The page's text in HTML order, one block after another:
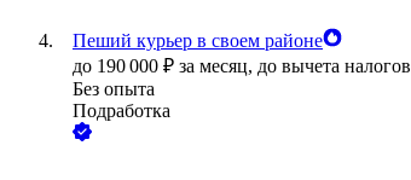
Пеший курьер в своем районе
до 190 000 ₽ за месяц, до вычета налогов
Без опыта
Подработка